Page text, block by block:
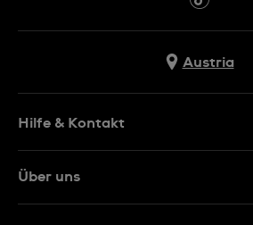
Austria
Hilfe & Kontakt
Über uns